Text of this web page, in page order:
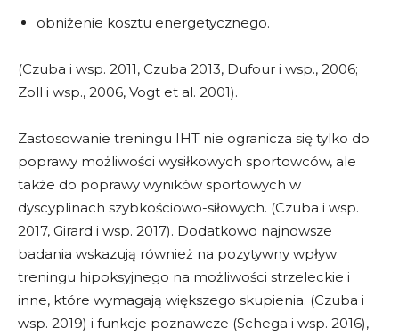
obniżenie kosztu energetycznego.
(Czuba i wsp. 2011, Czuba 2013, Dufour i wsp., 2006;
Zoll i wsp., 2006, Vogt et al. 2001).
Zastosowanie treningu IHT nie ogranicza się tylko do
poprawy możliwości wysiłkowych sportowców, ale
także do poprawy wyników sportowych w
dyscyplinach szybkościowo-siłowych. (Czuba i wsp.
2017, Girard i wsp. 2017). Dodatkowo najnowsze
badania wskazują również na pozytywny wpływ
treningu hipoksyjnego na możliwości strzeleckie i
inne, które wymagają większego skupienia. (Czuba i
wsp. 2019) i funkcje poznawcze (Schega i wsp. 2016),